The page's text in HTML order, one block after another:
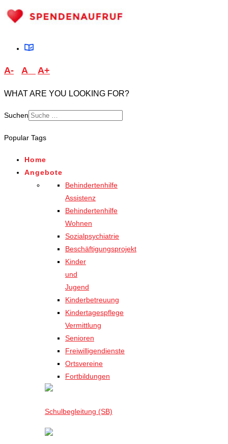
A- A A+
WHAT ARE YOU LOOKING FOR?
Suchen
for results.
Popular Tags
Home
Angebote
Behindertenhilfe
Assistenz
Behindertenhilfe
Wohnen
Sozialpsychiatrie
Beschäftigungsprojekt
Kinder
und
Jugend
Kinderbetreuung
Kindertagespflege
Vermittlung
Senioren
Freiwilligendienste
Ortsvereine
Fortbildungen
Schulbegleitung (SB)